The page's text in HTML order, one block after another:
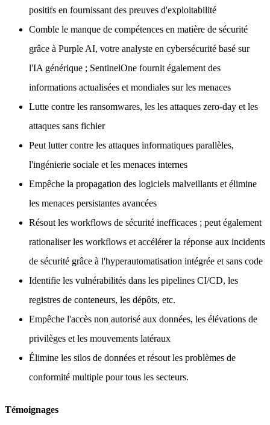
positifs en fournissant des preuves d'exploitabilité
Comble le manque de compétences en matière de sécurité
grâce à Purple AI, votre analyste en cybersécurité basé sur
l'IA générique ; SentinelOne fournit également des
informations actualisées et mondiales sur les menaces
Lutte contre les ransomwares, les les attaques zero-day et les
attaques sans fichier
Peut lutter contre les attaques informatiques parallèles,
l'ingénierie sociale et les menaces internes
Empêche la propagation des logiciels malveillants et élimine
les menaces persistantes avancées
Résout les workflows de sécurité inefficaces ; peut également
rationaliser les workflows et accélérer la réponse aux incidents
de sécurité grâce à l'hyperautomatisation intégrée et sans code
Identifie les vulnérabilités dans les pipelines CI/CD, les
registres de conteneurs, les dépôts, etc.
Empêche l'accès non autorisé aux données, les élévations de
privilèges et les mouvements latéraux
Élimine les silos de données et résout les problèmes de
conformité multiple pour tous les secteurs.
Témoignages